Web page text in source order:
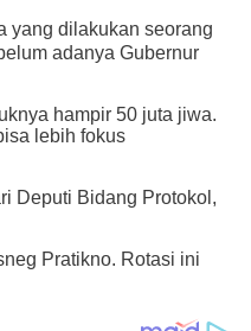
yang dilakukan seorang
adanya Gubernur
hampir 50 juta jiwa.
lebih fokus
Deputi Bidang Protokol,
Pratikno. Rotasi ini